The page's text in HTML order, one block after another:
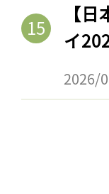
【
イ
2026/